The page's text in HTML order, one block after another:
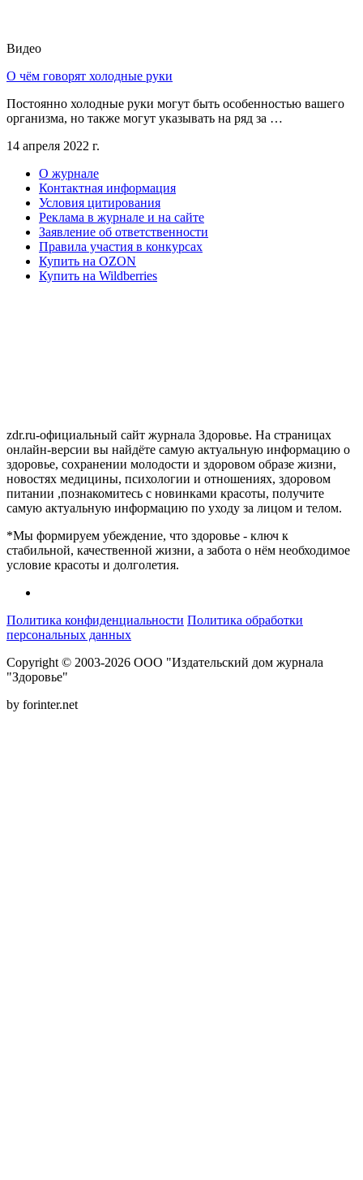
Видео
О чём говорят холодные руки
Постоянно холодные руки могут быть особенностью вашего
организма, но также могут указывать на ряд за …
14 апреля 2022 г.
О журнале
Контактная информация
Условия цитирования
Реклама в журнале и на сайте
Заявление об ответственности
Правила участия в конкурсах
Купить на OZON
Купить на Wildberries
zdr.ru-официальный сайт журнала Здоровье. На страницах
онлайн-версии вы найдёте самую актуальную информацию о
здоровье, сохранении молодости и здоровом образе жизни,
новостях медицины, психологии и отношениях, здоровом
питании ,познакомитесь с новинками красоты, получите
самую актуальную информацию по уходу за лицом и телом.
*Мы формируем убеждение, что здоровье - ключ к
стабильной, качественной жизни, а забота о нём необходимое
условие красоты и долголетия.
Политика конфиденциальности Политика обработки
персональных данных
Copyright © 2003-2026 ООО "Издательский дом журнала
"Здоровье"
by forinter.net